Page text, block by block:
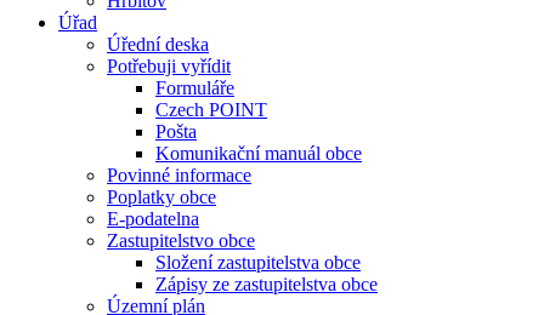
Úřad
Úřední deska
Potřebuji vyřídit
Formuláře
Czech POINT
Pošta
Komunikační manuál obce
Povinné informace
Poplatky obce
E-podatelna
Zastupitelstvo obce
Složení zastupitelstva obce
Zápisy ze zastupitelstva obce
Územní plán